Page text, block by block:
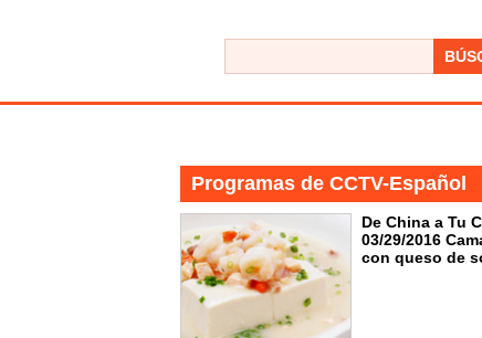
Programas de CCTV-Español
De China a Tu
03/29/2016
con queso de